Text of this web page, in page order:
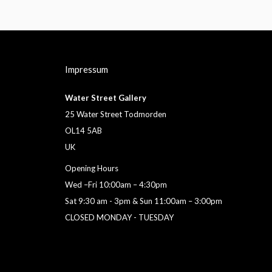
Impressum
Water Street Gallery
25 Water Street Todmorden
OL14 5AB
UK
Opening Hours
Wed –Fri 10:00am – 4:30pm
Sat 9:30 am - 3pm & Sun 11:00am – 3:00pm
CLOSED MONDAY - TUESDAY